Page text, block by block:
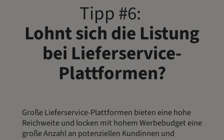
Tipp #6:
Lohnt sich die Listung
bei Lieferservice-
Plattformen?
Große Lieferservice-Plattformen bieten eine hohe
Reichweite und locken mit hohem Werbebudget eine
große Anzahl an potenziellen Kundinnen und